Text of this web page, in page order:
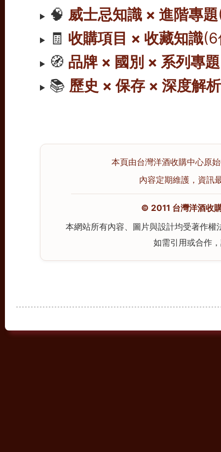
🧠 威士忌知識 × 進階專題
🧾 收購項目 × 收藏知識
🧭 品牌 × 國別 × 系列專題
📚 歷史 × 保存 × 深度解析
本頁由台灣洋酒收購中心原
內容定期維護，資訊
© 2011 台灣洋酒收
本網站所有內容、圖片與設計均受著作
如需引用或合作